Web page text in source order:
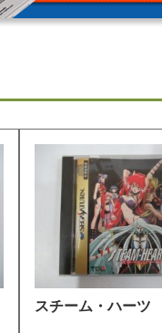
スチーム・ハーツ